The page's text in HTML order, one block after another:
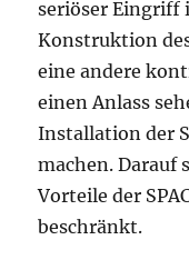
seriöser Eingriff
Konstruktion
eine andere
einen Anlass
Installation der
machen. Darauf
Vorteile der
beschränkt.